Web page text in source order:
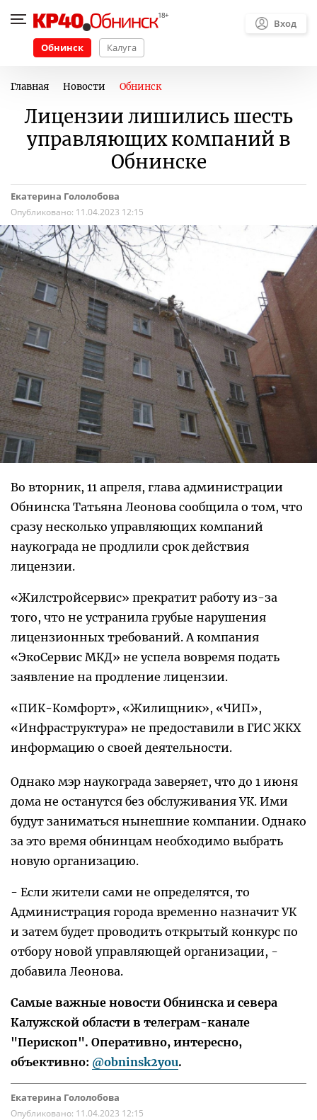
Обнинск Калуга
Вход
Главная Новости Обнинск
Лицензии лишились шесть
управляющих компаний в
Обнинске
Екатерина Гололобова
Опубликовано: 11.04.2023 12:15
Во вторник, 11 апреля, глава администрации
Обнинска Татьяна Леонова сообщила о том, что
сразу несколько управляющих компаний
наукограда не продлили срок действия
лицензии.
«Жилстройсервис» прекратит работу из-за
того, что не устранила грубые нарушения
лицензионных требований. А компания
«ЭкоСервис МКД» не успела вовремя подать
заявление на продление лицензии.
«ПИК-Комфорт», «Жилищник», «ЧИП»,
«Инфраструктура» не предоставили в ГИС ЖКХ
информацию о своей деятельности.
Однако мэр наукограда заверяет, что до 1 июня
дома не останутся без обслуживания УК. Ими
будут заниматься нынешние компании. Однако
за это время обнинцам необходимо выбрать
новую организацию.
- Если жители сами не определятся, то
Администрация города временно назначит УК
и затем будет проводить открытый конкурс по
отбору новой управляющей организации, -
добавила Леонова.
Самые важные новости Обнинска и севера
Калужской области в телеграм-канале
"Перископ". Оперативно, интересно,
объективно: @obninsk2you.
Екатерина Гололобова
Опубликовано: 11.04.2023 12:15